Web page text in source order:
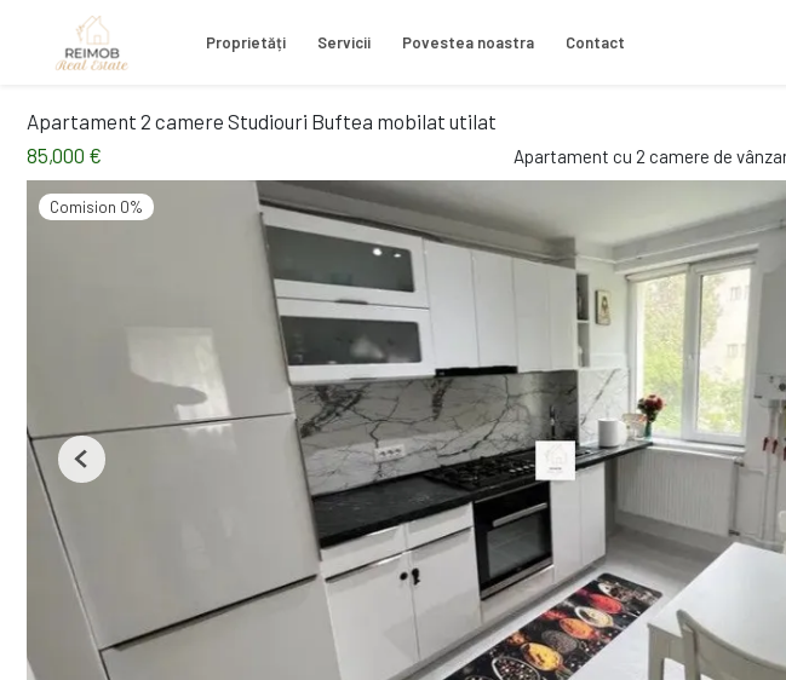
Proprietăți Servicii Povestea noastra Contact
Apartament 2 camere Studiouri Buftea mobilat utilat
85,000 €
Apartament cu 2 camere de
Comision 0%
Previous